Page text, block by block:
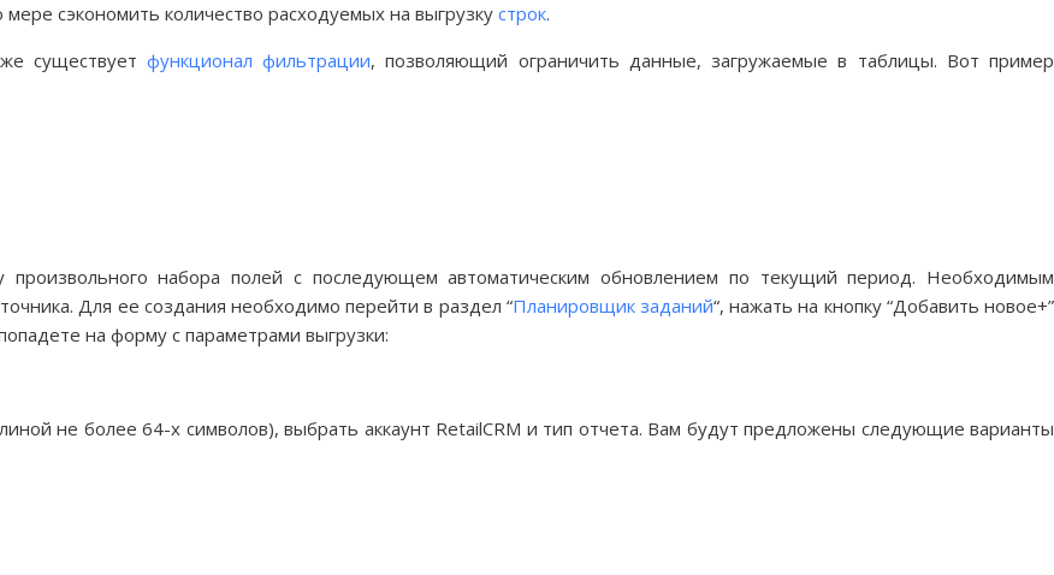
сэкономить количество расходуемых на выгрузку строк.
существует функционал фильтрации, позволяющий ограничить данные, загружаемые в таблицы. Вот пример
произвольного набора полей с последующем автоматическим обновлением по текущий период. Необходимым
Для ее создания необходимо перейти в раздел “Планировщик заданий“, нажать на кнопку “Добавить новое+”
на форму с параметрами выгрузки:
не более 64-х символов), выбрать аккаунт RetailCRM и тип отчета. Вам будут предложены следующие варианты